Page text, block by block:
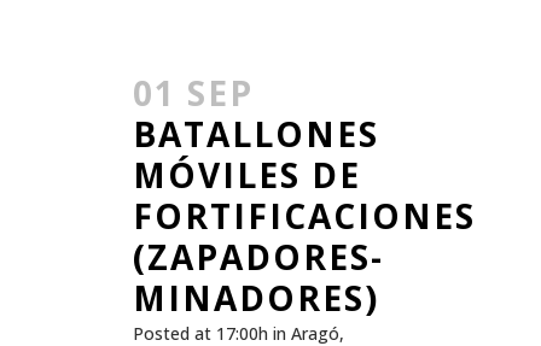
01 SEP
BATALLONES
MÓVILES DE
FORTIFICACIONES
(ZAPADORES-
MINADORES)
Posted at 17:00h in Aragó,